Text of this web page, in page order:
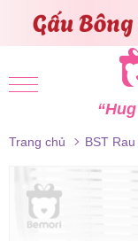
Skip to content
Trang chủ BST